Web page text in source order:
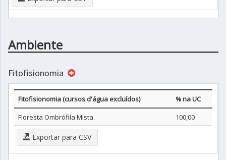
Ambiente
Fitofisionomia
Fitofisionomia (cursos d'água excluídos)
% na UC
Floresta Ombrófila Mista
100,00
Exportar para CSV